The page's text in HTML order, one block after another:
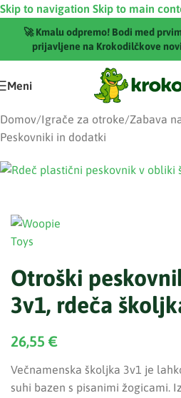
Skip to navigation Skip to main
🚀 Kmalu odpremo! Bodi med
prijavljene na Krokodilčkove
Meni
Domov/Igrače za otroke/Zabava
Peskovniki in dodatki
Otroški
3v1, rdeča
26,55 €
Večnamenska školjka 3v1 je
suhi bazen s pisanimi žogicami.